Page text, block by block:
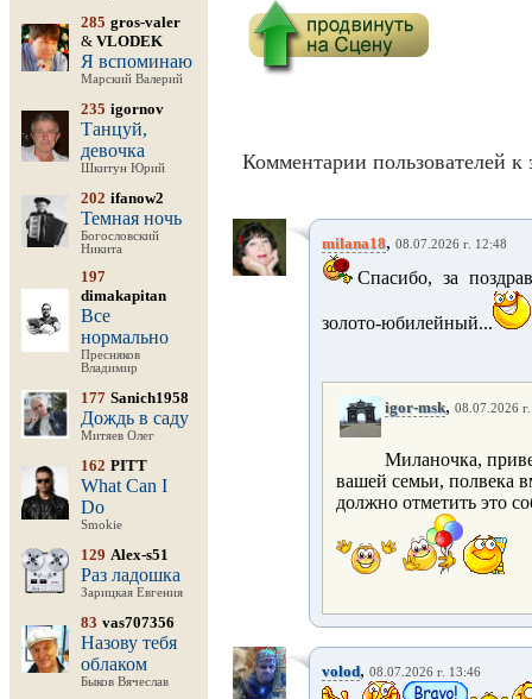
285 gros-valer
& VLODEK
Я вспоминаю
Марский Валерий
235 igornov
Танцуй,
девочка
Шкитун Юрий
202 ifanow2
Темная ночь
Богословский
Никита
197
dimakapitan
Все
нормально
Пресняков
Владимир
177 Sanich1958
Дождь в саду
Митяев Олег
162 PITT
What Can I
Do
Smokie
129 Alex-s51
Раз ладошка
Зарицкая Евгения
83 vas707356
Назову тебя
облаком
Быков Вячеслав
Комментарии пользователей к
milana18, 08.07.2026 г. 12:48
Спасибо, за
золото-юбилейный...
igor-msk, 08.07.2026
Миланочка,
вашей семьи, полвека
должно отметить это
volod, 08.07.2026 г. 13:46